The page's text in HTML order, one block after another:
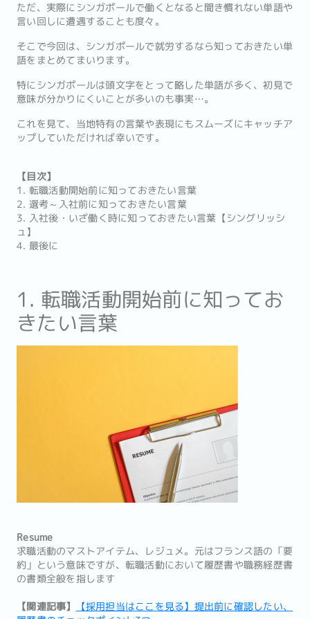
ただ、実際にシンガポールで働くとなると聞き慣れない単語や
言い回しに遭遇することも度々。
そこで今回は、シンガポールで就労するなら知っておきたい単
語をまとめてまいります。
特にシンガポールは頭文字をとって略した単語が多く、初見で
意味が分かりにくいことが多いのも事実…。
これを見て、当地特有の言葉や表現にもスムーズにキャッチア
ップしていただければ幸いです。
【目次】
1. 転職活動開始前に知っておきたい言葉
2. 選考～入社前に知っておきたい言葉
3. 入社後・いざ働く時に知っておきたい言葉【シングリッシ
ュ】
4. 最後に
1. 転職活動開始前に知ってお
きたい言葉
Resume
求職活動のマストアイテム、レジュメ。元はフランス語の「要
約」という意味ですが、転職活動において履歴書や職務経歴書
の書類全般を指します
【関連記事】
【採用担当はここを見る】提出前に確認したい、